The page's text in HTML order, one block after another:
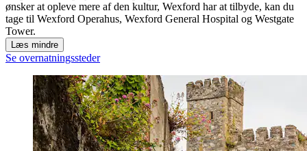
ønsker at opleve mere af den kultur, Wexford har at tilbyde, kan du
tage til Wexford Operahus, Wexford General Hospital og Westgate
Tower.
Læs mindre
Se overnatningssteder